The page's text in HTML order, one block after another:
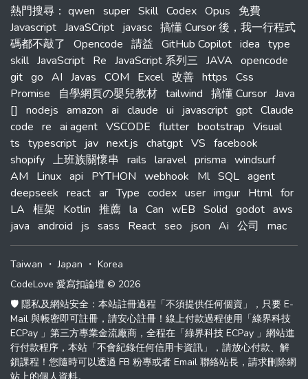
熱門搜尋 ： qwen super Skill Codex Opus
免費
Javascript JavaSCript javasc 搞懂 Cursor 後，我一行程式
碼都不敲了
Opencode 請益 GitHub Copilot idea type
skill JavaScript Re JavaScript 系列三 JAVA opencode
git go AI Javas COM Excel 改善 https Css
Promise
自學網頁の嬰兒教材 tailwind 搞懂 Cursor Java
[]
nodejs amazon ai claude ui javascript gpt Claude
code re ai agent VSCODE flutter bootstrap Visual
ts typescript jav next.js chatgpt VS facebook
shopify 上班族關懷串 rails laravel prisma windsurf
AM
Linux api PYTHON webhook Ml SQL agent
deepseek react ar Type codex user imgur Html for
LA 框架 Kotlin 推薦 la Can wEB Solid godot aws
java android js sass React seo json Ai 公司 mac
Taiwan ・Japan ・ Korea
CodeLove 愛寫扣論壇 © 2026
🛡️ 隱私及網站安全：本站註冊過程「不須提供任何個資」，只要 E-
Mail 與帳密即可註冊，請安心註冊！線上付款過程使用「綠界科技
ECPay 」第三方專業金流廠商，全程在「綠界科技 ECPay 」網站進
行付款程序，本站「不會紀錄任何信用卡資訊」，請放心付款、解
鎖課程！您隨時可以透過 FB 粉專或者 Email 聯絡站長，請求刪除網